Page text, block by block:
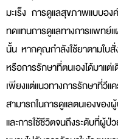
มะเร็ง การดูแลสุขภาพแบบอ
ทดแทนการดูแลทางการแพท
นั้น หากคุณกำลังใช้ยาตามใบ
หรือการรักษาที่ตนเองได้มาแ
เพียงแต่แนวทางการรักษา
สามารถในการดูแลตนเองข
และการใช้ชีวิตจนถึงระดับที่ผู้